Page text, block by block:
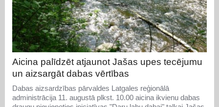
Aicina palīdzēt atjaunot Jašas upes tecējumu
un aizsargāt dabas vērtības
Dabas aizsardzības pārvaldes Latgales reģionālā
administrācija 11. augustā plkst. 10.00 aicina ikvienu dabas